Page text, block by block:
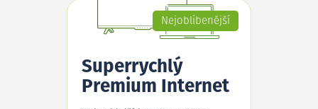
Nejoblíbenější
Superrychlý
Premium Internet